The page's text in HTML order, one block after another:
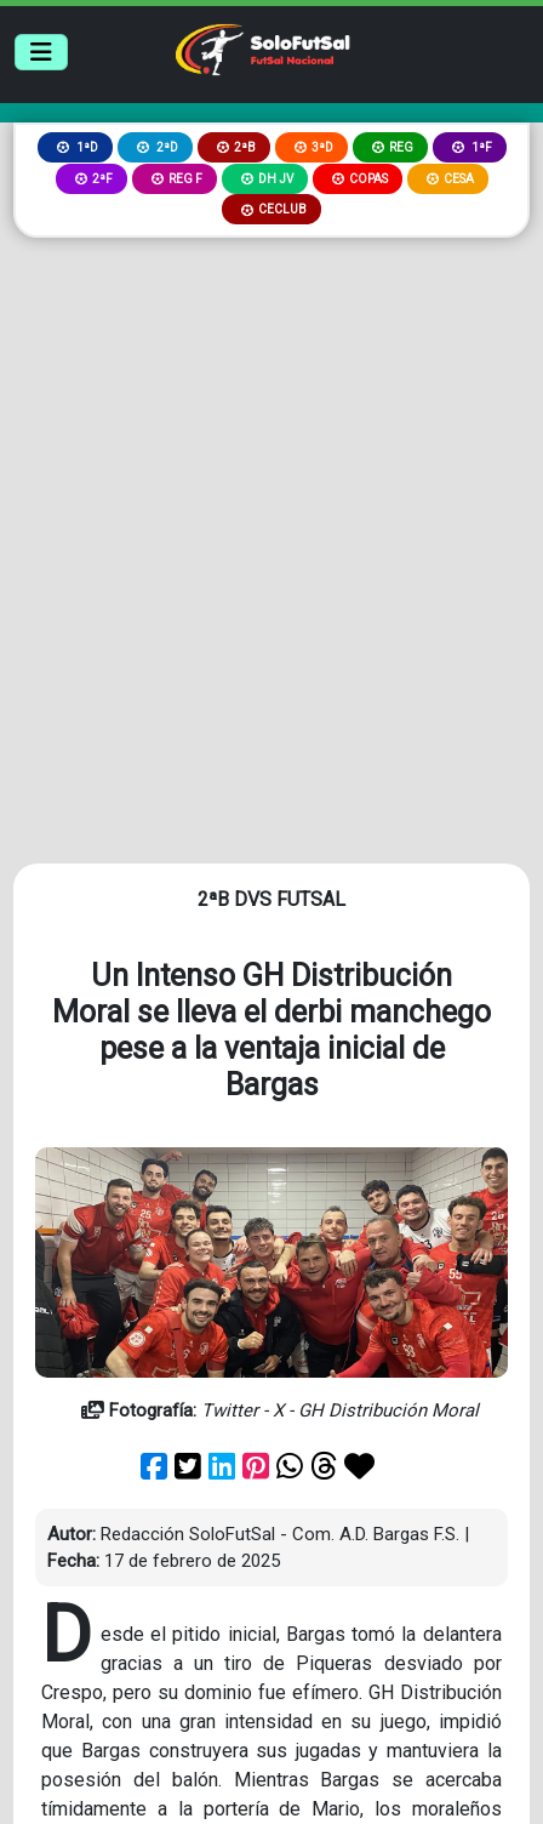
1ªD 2ªD 2ªB 3ªD REG 1ªF
2ªF REG F DH JV COPAS CESA
CECLUB
2ªB DVS FUTSAL
Un Intenso GH Distribución
Moral se lleva el derbi manchego
pese a la ventaja inicial de
Bargas
Fotografía: Twitter - X - GH Distribución Moral
Autor: Redacción SoloFutSal - Com. A.D. Bargas F.S. |
Fecha: 17 de febrero de 2025
D esde el pitido inicial, Bargas tomó la delantera
gracias a un tiro de Piqueras desviado por
Crespo, pero su dominio fue efímero. GH Distribución
Moral, con una gran intensidad en su juego, impidió
que Bargas construyera sus jugadas y mantuviera la
posesión del balón. Mientras Bargas se acercaba
tímidamente a la portería de Mario, los moraleños